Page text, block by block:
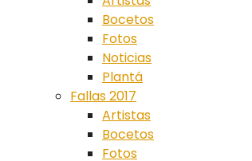
Bocetos
Fotos
Noticias
Plantá
Fallas 2017
Artistas
Bocetos
Fotos